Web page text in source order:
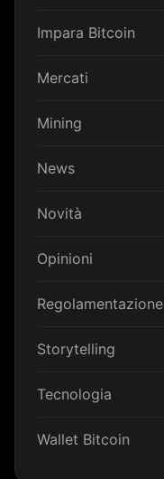
Impara Bitcoin
Mercati
Mining
News
Novità
Opinioni
Regolamentazione
Storytelling
Tecnologia
Wallet Bitcoin